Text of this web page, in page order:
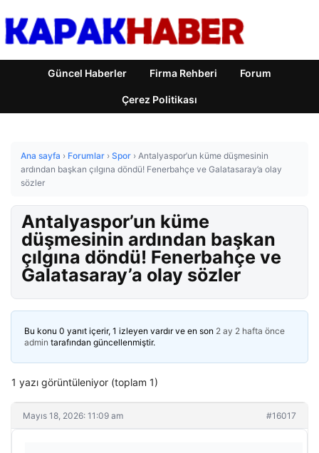
Güncel Haberler Firma Rehberi Forum
Çerez Politikası
Ana sayfa › Forumlar › Spor › Antalyaspor’un küme düşmesinin
ardından başkan çılgına döndü! Fenerbahçe ve Galatasaray’a olay
sözler
Antalyaspor’un küme
düşmesinin ardından başkan
çılgına döndü! Fenerbahçe ve
Galatasaray’a olay sözler
Bu konu 0 yanıt içerir, 1 izleyen vardır ve en son 2 ay 2 hafta önce
admin tarafından güncellenmiştir.
1 yazı görüntüleniyor (toplam 1)
Mayıs 18, 2026: 11:09 am #16017